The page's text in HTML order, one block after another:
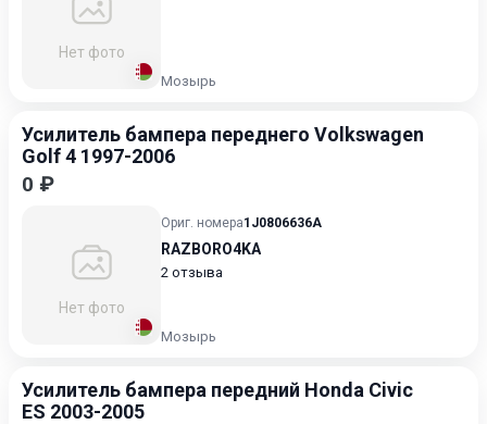
Нет фото
Мозырь
Усилитель бампера переднего Volkswagen
Golf 4 1997-2006
0 ₽
Нет фото
Ориг. номера1J0806636A
RAZBORO4KA
2 отзыва
Мозырь
Усилитель бампера передний Honda Civic
ES 2003-2005